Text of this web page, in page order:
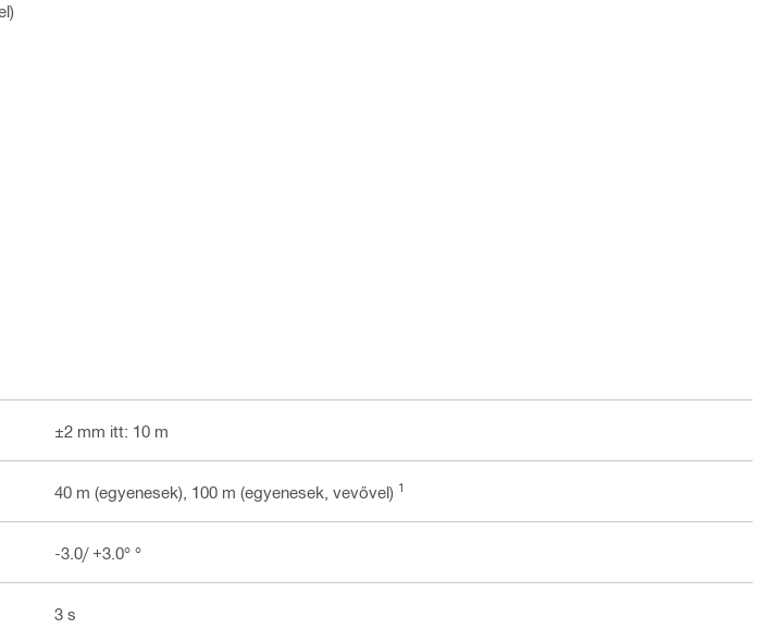
±2 mm itt: 10 m
40 m (egyenesek), 100 m (egyenesek, vevővel) 1
-3.0/ +3.0° °
3 s